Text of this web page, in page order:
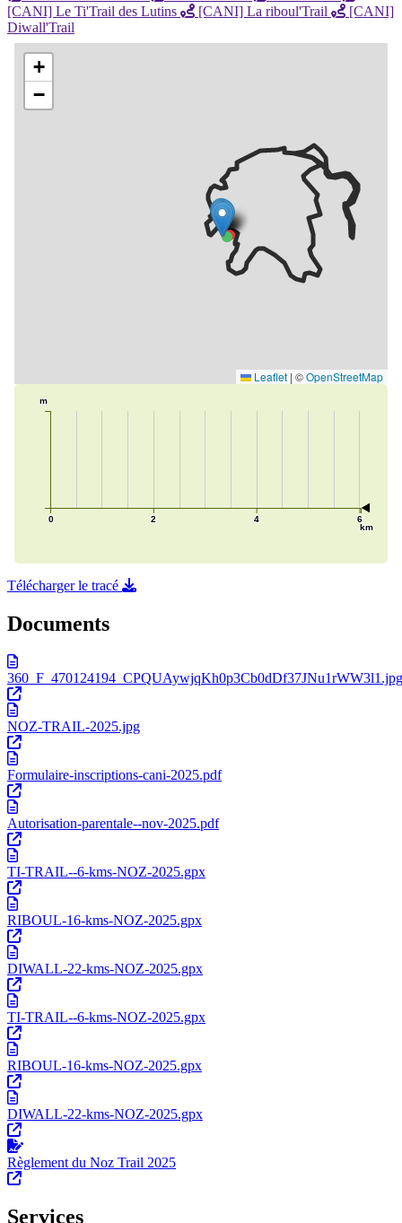
[CANI] Le Ti'Trail des Lutins
[CANI] La riboul'Trail
[CANI]
Diwall'Trail
Télécharger le tracé
Documents
360_F_470124194_CPQUAywjqKh0p3Cb0dDf37JNu1rWW3l1.jpg
NOZ-TRAIL-2025.jpg
Formulaire-inscriptions-cani-2025.pdf
Autorisation-parentale--nov-2025.pdf
TI-TRAIL--6-kms-NOZ-2025.gpx
RIBOUL-16-kms-NOZ-2025.gpx
DIWALL-22-kms-NOZ-2025.gpx
TI-TRAIL--6-kms-NOZ-2025.gpx
RIBOUL-16-kms-NOZ-2025.gpx
DIWALL-22-kms-NOZ-2025.gpx
Règlement du Noz Trail 2025
Services